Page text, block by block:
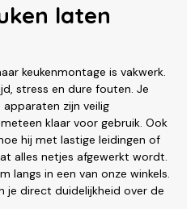
laten
keukenmontage is vakwerk.
stress en dure fouten. Je
zijn veilig
klaar voor gebruik. Ook
hij met lastige leidingen of
alles netjes afgewerkt wordt.
langs in een van onze winkels.
je direct duidelijkheid over de